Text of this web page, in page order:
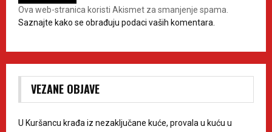
Ova web-stranica koristi Akismet za smanjenje spama.
Saznajte kako se obrađuju podaci vaših komentara.
VEZANE OBJAVE
U Kuršancu krađa iz nezaključane kuće, provala u kuću u